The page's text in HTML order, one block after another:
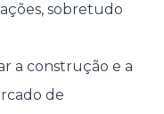
sobretudo
a construção e a
de